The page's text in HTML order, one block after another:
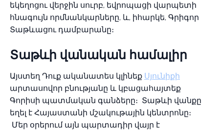
եկեղոցու վերջին սուրբ, եվրոպացի վարպետի
հնագույն որմնանկարները, և, իհարկե, Գրիգոր
Տաթևացու դամբարանը։
Տաթևի վանական համալիր
Այստեղ Դուք ականատես կլինեք Սյունիքի
արտասովոր բնությանը և կբացահայտեք
Գորիսի պատմական գանձերը։ Տաթևի վանքը
եղել է Հայաստանի մշակութային կենտրոնը։
Մեր օրերում այն պարտադիր վայր է